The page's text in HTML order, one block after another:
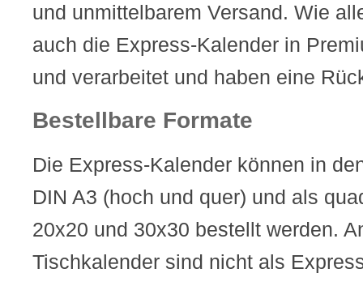
und unmittelbarem Versand. Wie
auch die Express-Kalender in
und verarbeitet und haben eine
Bestellbare Formate
Die Express-Kalender können in
DIN A3 (hoch und quer) und als
20x20 und 30x30 bestellt werden.
Tischkalender sind nicht als